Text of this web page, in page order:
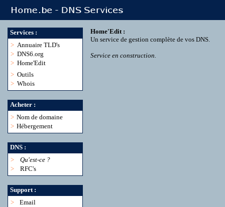
Services :
> Annuaire TLD's
> DNS6.org
> Home'Edit
> Outils
> Whois
Acheter :
> Nom de domaine
> Hébergement
DNS :
>
Qu'est-ce ?
>
RFC's
Support :
>
Email
Home'Edit :
Un service de gestion complète de vos DNS.
Service en construction.